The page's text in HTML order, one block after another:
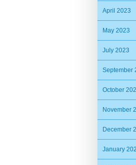
April 2023
May 2023
July 2023
September
October
November
December
January